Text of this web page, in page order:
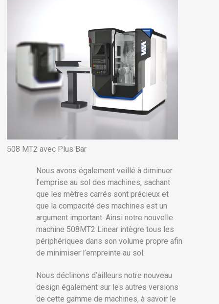
508 MT2 avec Plus Bar
Nous avons également veillé à diminuer
l’emprise au sol des machines, sachant
que les mètres carrés sont précieux et
que la compacité des machines est un
argument important. Ainsi notre nouvelle
machine 508MT2 Linear intègre tous les
périphériques dans son volume propre afin
de minimiser l’empreinte au sol.
Nous déclinons d’ailleurs notre nouveau
design également sur les autres versions
de cette gamme de machines, à savoir le